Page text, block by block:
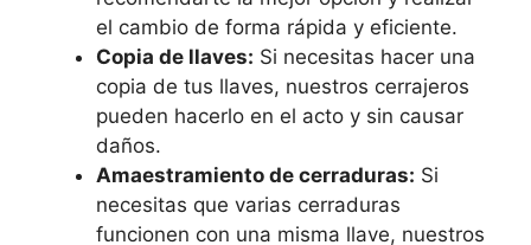
el cambio de forma rápida y eficiente.
Copia de llaves: Si necesitas hacer una
copia de tus llaves, nuestros cerrajeros
pueden hacerlo en el acto y sin causar
daños.
Amaestramiento de cerraduras: Si
necesitas que varias cerraduras
funcionen con una misma llave, nuestros